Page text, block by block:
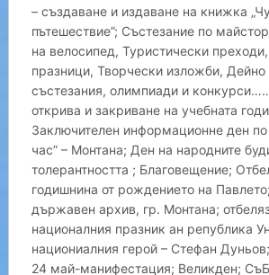
– създаване и издаване на книжка
пътешествие”; Състезание по
на велосипед, Туристически
празници, Творчески изложби, Дейно
състезания, олимпиади и
открива и закриване на учебната
Заключителен информационне ден по
час” – Монтана; Ден на народните
толерантността ; Благовещение;
годишнина от рождението на
държавен архив, гр. Монтана;
националния празник ан република
национиалния герой – Стефан
24 май-манифестация; Великден;